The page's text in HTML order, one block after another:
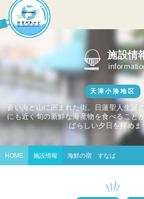
宿泊・温泉
飲食店
見どころ
体験プログラム
施設情
天津小湊地区
蒼い海と山に囲まれた街。日蓮聖人生誕
にも近く旬の新鮮な海産物を食べること
ばらしい夕日を拝めま
HOME 施設情報 海鮮の宿 すなば